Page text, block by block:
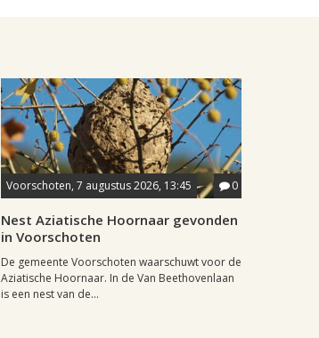
Voorschoten, 7 augustus 2026, 13:45 0
Nest Aziatische Hoornaar gevonden
in Voorschoten
De gemeente Voorschoten waarschuwt voor de
Aziatische Hoornaar. In de Van Beethovenlaan
is een nest van de...